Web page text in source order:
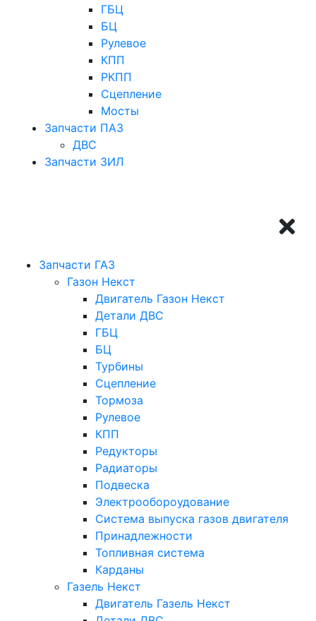
ГБЦ
БЦ
Рулевое
КПП
РКПП
Сцепление
Мосты
Запчасти ПАЗ
ДВС
Запчасти ЗИЛ
Запчасти ГАЗ
Газон Некст
Двигатель Газон Некст
Детали ДВС
ГБЦ
БЦ
Турбины
Сцепление
Тормоза
Рулевое
КПП
Редукторы
Радиаторы
Подвеска
Электрообороудование
Система выпуска газов двигателя
Принадлежности
Топливная система
Карданы
Газель Некст
Двигатель Газель Некст